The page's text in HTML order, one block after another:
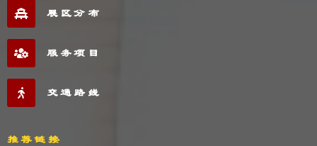
展区分布
服务项目
交通路线
推荐链接